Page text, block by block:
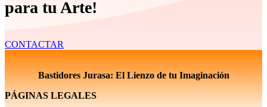
para tu Arte!
CONTACTAR
Bastidores Jurasa: El Lienzo de tu Imaginación
PÁGINAS LEGALES